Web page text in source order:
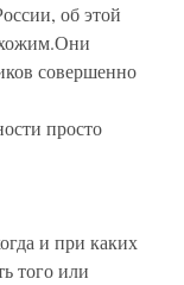
об этой
совершенно
просто
и при каких
того или